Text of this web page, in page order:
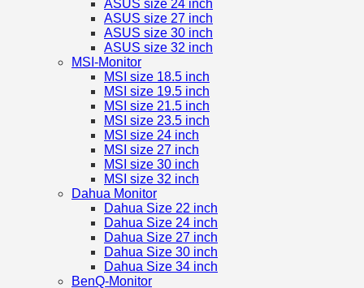
ASUS size 24 inch
ASUS size 27 inch
ASUS size 30 inch
ASUS size 32 inch
MSI-Monitor
MSI size 18.5 inch
MSI size 19.5 inch
MSI size 21.5 inch
MSI size 23.5 inch
MSI size 24 inch
MSI size 27 inch
MSI size 30 inch
MSI size 32 inch
Dahua Monitor
Dahua Size 22 inch
Dahua Size 24 inch
Dahua Size 27 inch
Dahua Size 30 inch
Dahua Size 34 inch
BenQ-Monitor